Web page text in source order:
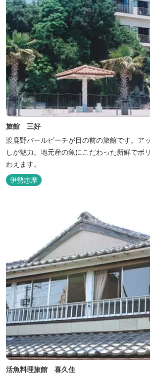
旅館 三好
渡鹿野パールビーチが目の前の旅館です。ア
しが魅力。地元産の魚にこだわった新鮮でボ
わえます。
伊勢志摩
活魚料理旅館 喜久住